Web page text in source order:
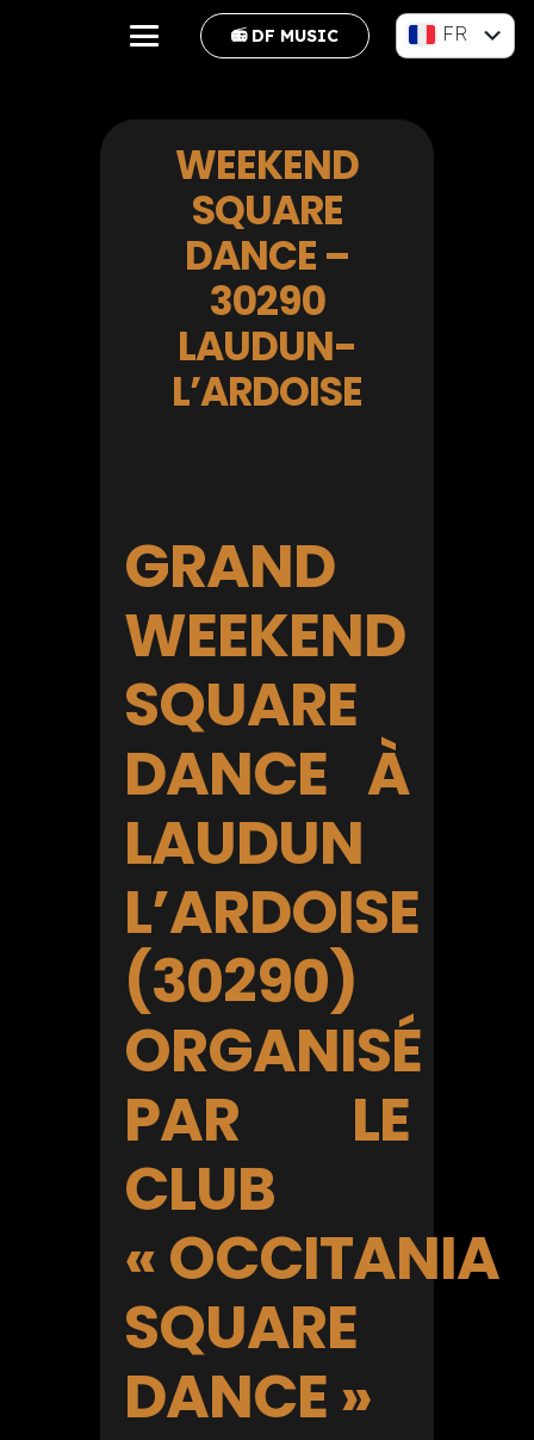
📻 DF MUSIC
FR
WEEKEND
SQUARE
DANCE –
30290
LAUDUN-
L’ARDOISE
GRAND
WEEKEND
SQUARE
DANCE À
LAUDUN
L’ARDOISE
(30290)
ORGANISÉ
PAR LE
CLUB
« OCCITANIA
SQUARE
DANCE »